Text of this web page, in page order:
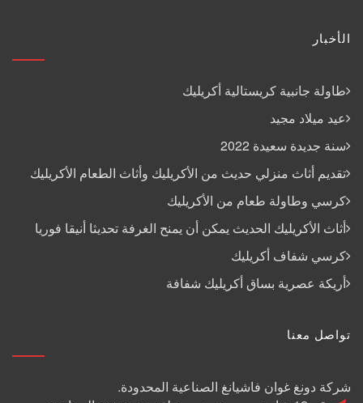
الأخبار
طاولة جانبية كريستالية أكريليك
عيد ميلاد مجيد
سنة جديدة سعيدة 2022
تقديم أثاث منزلي حديث من الأكريليك وأثاث الطعام الأكريليك
كرسي وطاولة طعام من الأكريليك
أثاث الأكريليك الحديث يمكن أن يمنح الغرفة تحديثا أنيقا فوريا
كرسي شفاف أكريليك
أريكة عصرية بساق أكريليك شفافة
تواصل معنا
شركة دونغ غوان فاشيانغ الصناعية المحدودة.